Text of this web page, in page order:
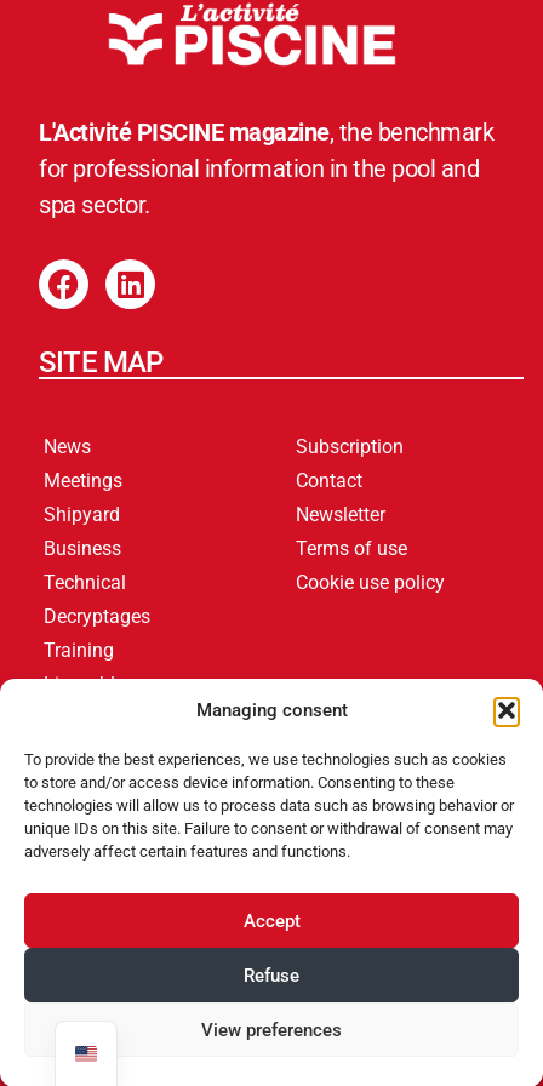
Managing consent
To provide the best experiences, we use technologies such as cookies
to store and/or access device information. Consenting to these
technologies will allow us to process data such as browsing behavior or
unique IDs on this site. Failure to consent or withdrawal of consent may
adversely affect certain features and functions.
Accept
Refuse
View preferences
L'Activité PISCINE magazine, the benchmark
for professional information in the pool and
spa sector.
SITE MAP
News
Meetings
Shipyard
Business
Technical
Decryptages
Training
Livres blancs
Subscription
Contact
Newsletter
Terms of use
Cookie use policy
LATEST ARTICLES
Events ,Products
ses pompes à chaleur Poolex MegaLine Fi
ABRIBLUE lance SELFEEX, une fixation automatique
pour simplifier l’utilisation des volets immergés